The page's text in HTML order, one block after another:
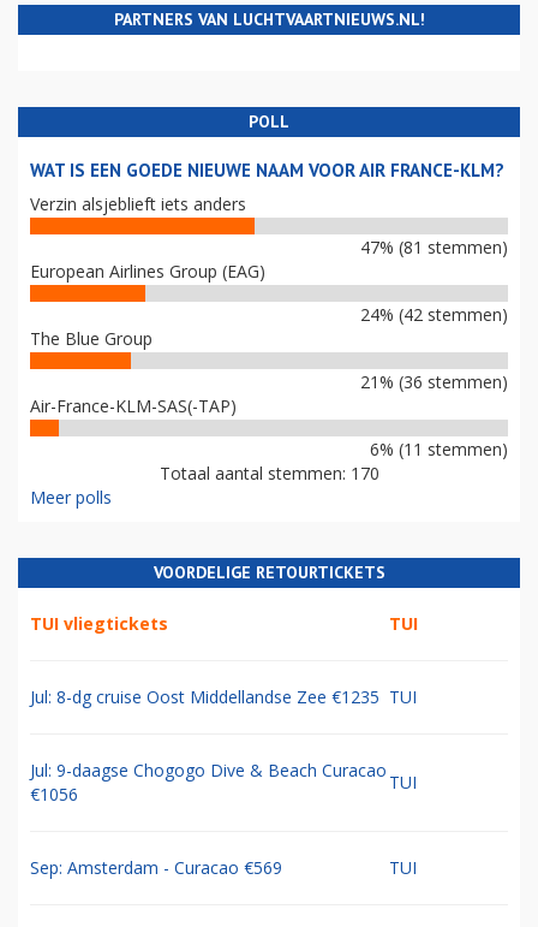
PARTNERS VAN LUCHTVAARTNIEUWS.NL!
POLL
WAT IS EEN GOEDE NIEUWE NAAM VOOR AIR FRANCE-KLM?
Verzin alsjeblieft iets anders
47% (81 stemmen)
European Airlines Group (EAG)
24% (42 stemmen)
The Blue Group
21% (36 stemmen)
Air-France-KLM-SAS(-TAP)
6% (11 stemmen)
Totaal aantal stemmen: 170
Meer polls
VOORDELIGE RETOURTICKETS
TUI vliegtickets TUI
Jul: 8-dg cruise Oost Middellandse Zee €1235 TUI
Jul: 9-daagse Chogogo Dive & Beach Curacao
€1056
TUI
Sep: Amsterdam - Curacao €569 TUI